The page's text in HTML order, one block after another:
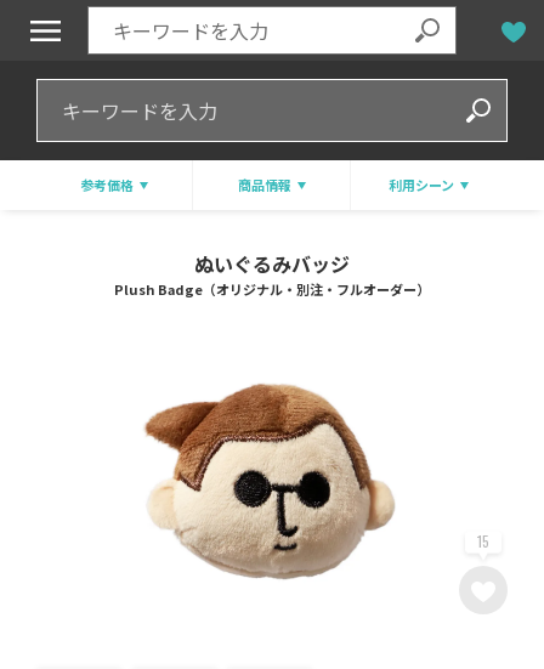
参考価格 商品情報 利用シーン
ぬいぐるみバッジ
Plush Badge（オリジナル・別注・フルオーダー）
15